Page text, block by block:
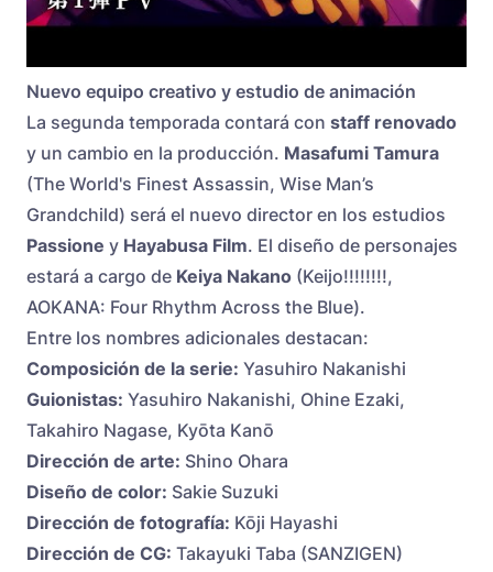
Nuevo equipo creativo y estudio de animación
La segunda temporada contará con staff renovado
y un cambio en la producción. Masafumi Tamura
(The World's Finest Assassin, Wise Man’s
Grandchild) será el nuevo director en los estudios
Passione y Hayabusa Film. El diseño de personajes
estará a cargo de Keiya Nakano (Keijo!!!!!!!!,
AOKANA: Four Rhythm Across the Blue).
Entre los nombres adicionales destacan:
Composición de la serie: Yasuhiro Nakanishi
Guionistas: Yasuhiro Nakanishi, Ohine Ezaki,
Takahiro Nagase, Kyōta Kanō
Dirección de arte: Shino Ohara
Diseño de color: Sakie Suzuki
Dirección de fotografía: Kōji Hayashi
Dirección de CG: Takayuki Taba (SANZIGEN)